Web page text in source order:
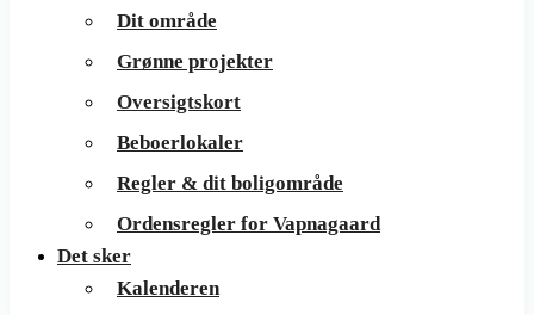
Dit område
Grønne projekter
Oversigtskort
Beboerlokaler
Regler & dit boligområde
Ordensregler for Vapnagaard
Det sker
Kalenderen